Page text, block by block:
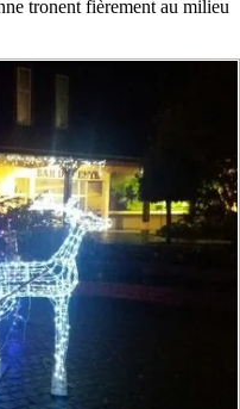
tronent fièrement au milieu